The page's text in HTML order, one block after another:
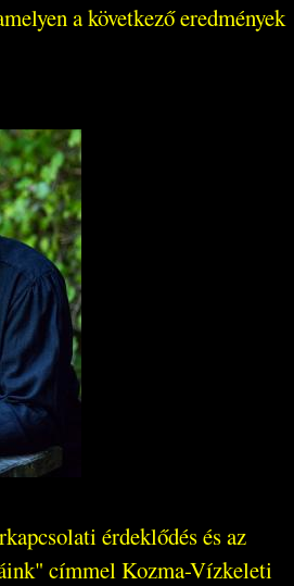
a következő eredmények
érdeklődés és az
címmel Kozma-Vízkeleti